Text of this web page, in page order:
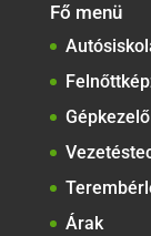
Fő menü
Árak